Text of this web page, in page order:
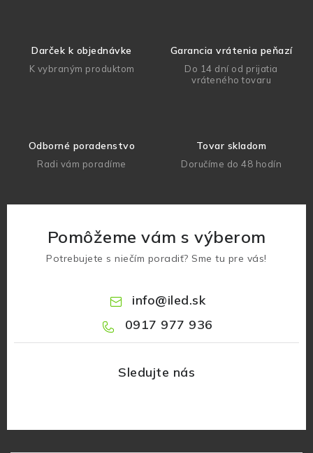
Darček k objednávke
K vybraným produktom
Garancia vrátenia peňazí
Do 14 dní od prijatia
vráteného tovaru
Odborné poradenstvo
Radi vám poradíme
Tovar skladom
Doručíme do 48 hodín
Pomôžeme vám s výberom
Potrebujete s niečím poradiť? Sme tu pre vás!
info@iled.sk
0917 977 936